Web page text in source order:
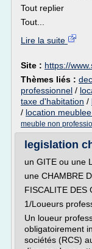
Tout replier
Tout...
Lire la suite
Site : https://
Thèmes liés :
professionnel /
taxe d'habitation /
/ location
meuble non
legislation
un GITE ou une
une CHAMBRE
FISCALITE DES
1/Loueurs
Un loueur
obligatoirement
sociétés (RCS)